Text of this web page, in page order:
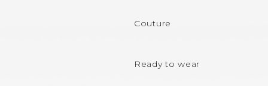
Couture
Ready to wear